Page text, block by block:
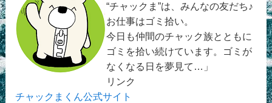
“チャックま”は、みんなの友だち♪
お仕事はゴミ拾い。
今日も仲間のチャック族とともに
ゴミを拾い続けています。ゴミが
なくなる日を夢見て…」
リンク
チャックまくん公式サイト